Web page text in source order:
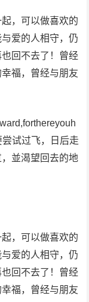
，可以做喜欢的
爱的人相守，仍
回不去了！曾经
福，曾经与朋友
试过飞，日后走
並渴望回去的地
，可以做喜欢的
爱的人相守，仍
回不去了！曾经
福，曾经与朋友